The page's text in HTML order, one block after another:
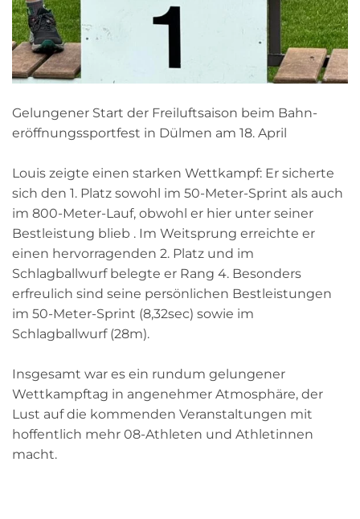
Gelungener Start der Freiluftsaison beim Bahn­
eröffnungssportfest in Dülmen am 18. April
Louis zeigte einen starken Wettkampf: Er sicherte
sich den 1. Platz sowohl im 50-Meter-Sprint als auch
im 800-Meter-Lauf, obwohl er hier unter seiner
Bestleistung blieb . Im Weitsprung erreichte er
einen hervorragenden 2. Platz und im
Schlagballwurf belegte er Rang 4. Besonders
erfreulich sind seine persönlichen Bestleistungen
im 50-Meter-Sprint (8,32sec) sowie im
Schlagballwurf (28m).
Insgesamt war es ein rundum gelungener
Wettkampftag in angenehmer Atmosphäre, der
Lust auf die kommenden Veranstaltungen mit
hoffentlich mehr 08-Athleten und Athletinnen
macht.